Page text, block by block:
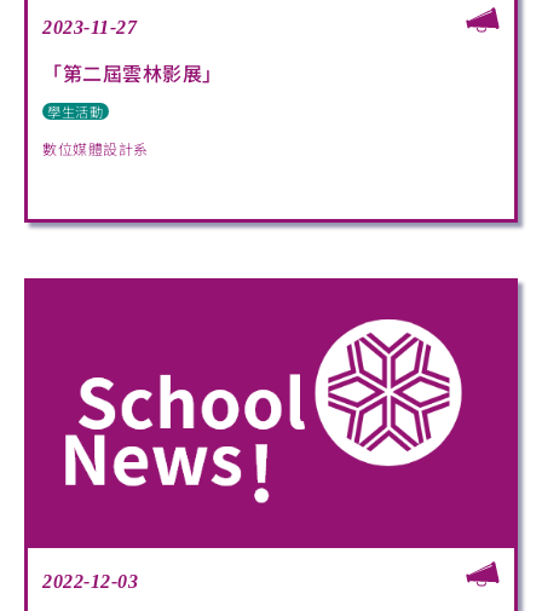
2023-11-27
「第二屆雲林影展」
學生活動
數位媒體設計系
2022-12-03